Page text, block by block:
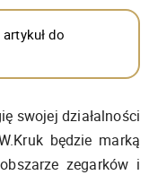
do
swojej działalności
będzie marką
zegarków i